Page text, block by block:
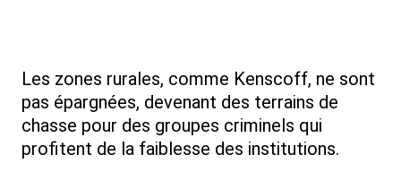
Les zones rurales, comme Kenscoff, ne sont
pas épargnées, devenant des terrains de
chasse pour des groupes criminels qui
profitent de la faiblesse des institutions.